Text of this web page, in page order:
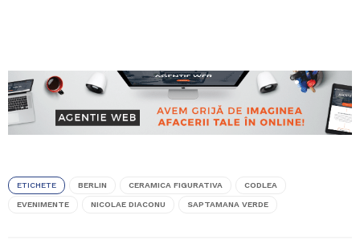
ETICHETE BERLIN CERAMICA FIGURATIVA CODLEA
EVENIMENTE NICOLAE DIACONU SAPTAMANA VERDE